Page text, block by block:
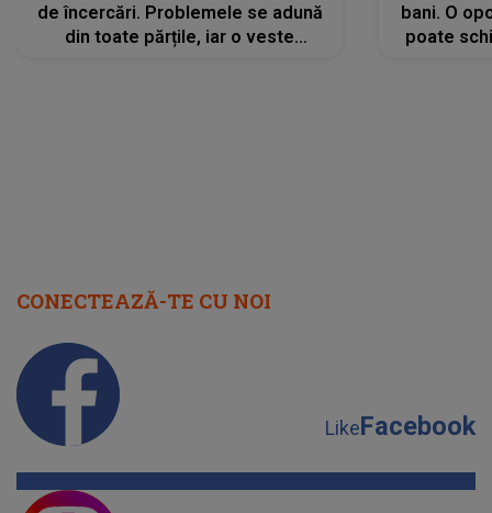
de încercări. Problemele se adună
din toate părțile, iar o veste
bani. O
poate
CONECTEAZĂ-TE CU NOI
LikeFacebook